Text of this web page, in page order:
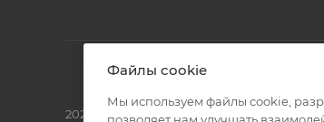
2026 © Полиграф кит - интернет-магазин
Файлы cookie
Мы используем файлы cookie,